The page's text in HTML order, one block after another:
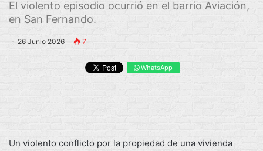
El violento episodio ocurrió en el barrio Aviación,
en San Fernando.
26 Junio 2026 7
WhatsApp
Un violento conflicto por la propiedad de una vivienda